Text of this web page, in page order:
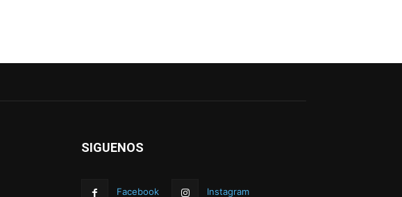
SIGUENOS
Facebook Instagram